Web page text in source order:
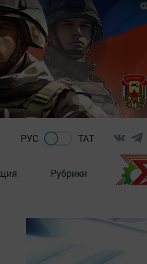
РУС ТАТ
Рубрики